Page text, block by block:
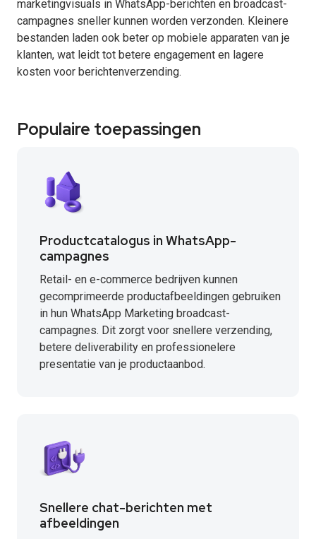
marketingvisuals in WhatsApp-berichten en broadcast-
campagnes sneller kunnen worden verzonden. Kleinere
bestanden laden ook beter op mobiele apparaten van je
klanten, wat leidt tot betere engagement en lagere
kosten voor berichtenverzending.
Populaire toepassingen
Productcatalogus in WhatsApp-
campagnes
Retail- en e-commerce bedrijven kunnen
gecomprimeerde productafbeeldingen gebruiken
in hun WhatsApp Marketing broadcast-
campagnes. Dit zorgt voor snellere verzending,
betere deliverability en professionelere
presentatie van je productaanbod.
Snellere chat-berichten met
afbeeldingen